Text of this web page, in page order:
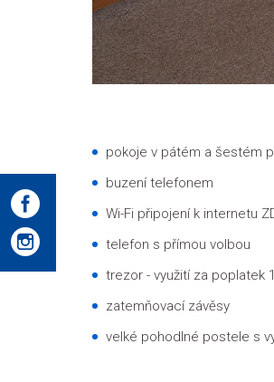
pokoje v pátém a šestém
buzení telefonem
Wi-Fi připojení k internetu
telefon s přímou volbou
trezor - využití za poplatek
zatemňovací závěsy
velké pohodlné postele s